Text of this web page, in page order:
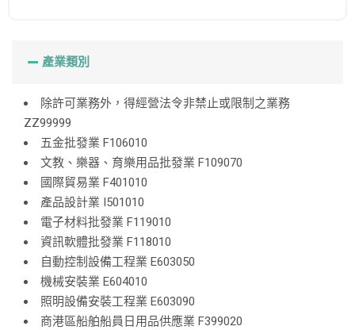
產業類別
除許可業務外，得經營法令非禁止或限制之業務
ZZ99999
五金批發業 F106010
文教、樂器、育樂用品批發業 F109070
國際貿易業 F401010
產品設計業 I501010
電子材料批發業 F119010
資訊軟體批發業 F118010
自動控制設備工程業 E603050
機械安裝業 E604010
照明設備安裝工程業 E603090
商港區船舶船員日用品供應業 F399020